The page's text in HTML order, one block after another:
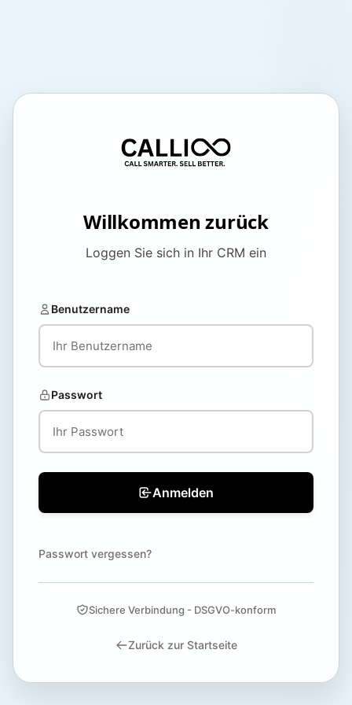
Willkommen zurück
Loggen Sie sich in Ihr CRM ein
Benutzername
Passwort
Anmelden
Passwort vergessen?
Sichere Verbindung - DSGVO-konform
Zurück zur Startseite